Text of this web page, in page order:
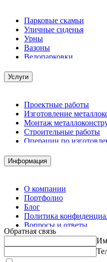
Парковые скамьи
Уличные сиденья
Урны
Вазоны
Велопарковки
Услуги
Проектные работы
Изготовление
Монтаж
Строительные работы
Операции по
Комплектация
Изготовление винтовых
Информация
О компании
Портфолио
Блог
Политика
Вопросы и ответы
Контакты
Обратная связь